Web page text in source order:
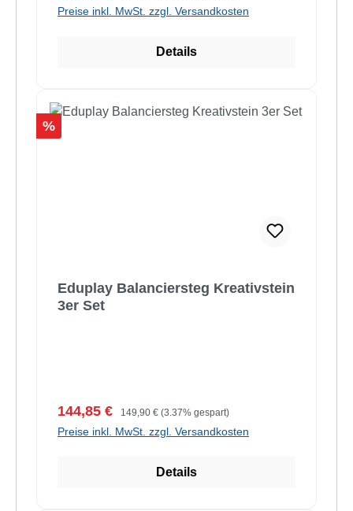
Preise inkl. MwSt. zzgl. Versandkosten
Details
Rabatt
%
Eduplay Balanciersteg Kreativstein
3er Set
Verkaufspreis:
144,85 € Regulärer Preis:
149,90 € (3.37% gespart)
Preise inkl. MwSt. zzgl. Versandkosten
Details